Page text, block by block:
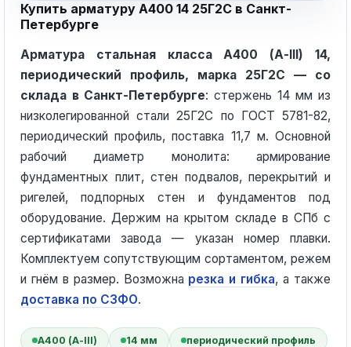
Купить арматуру А400 14 25Г2С в Санкт-
Петербурге
Арматура стальная класса А400 (А-III) 14,
периодический профиль, марка 25Г2С — со
склада в Санкт-Петербурге: стержень 14 мм из
низколегированной стали 25Г2С по ГОСТ 5781-82,
периодический профиль, поставка 11,7 м. Основной
рабочий диаметр монолита: армирование
фундаментных плит, стен подвалов, перекрытий и
ригелей, подпорных стен и фундаментов под
оборудование. Держим на крытом складе в СПб с
сертификатами завода — указан номер плавки.
Комплектуем сопутствующим сортаментом, режем
и гнём в размер. Возможна резка и гибка, а также
доставка по СЗФО.
А400 (А-III) 14 мм периодический профиль